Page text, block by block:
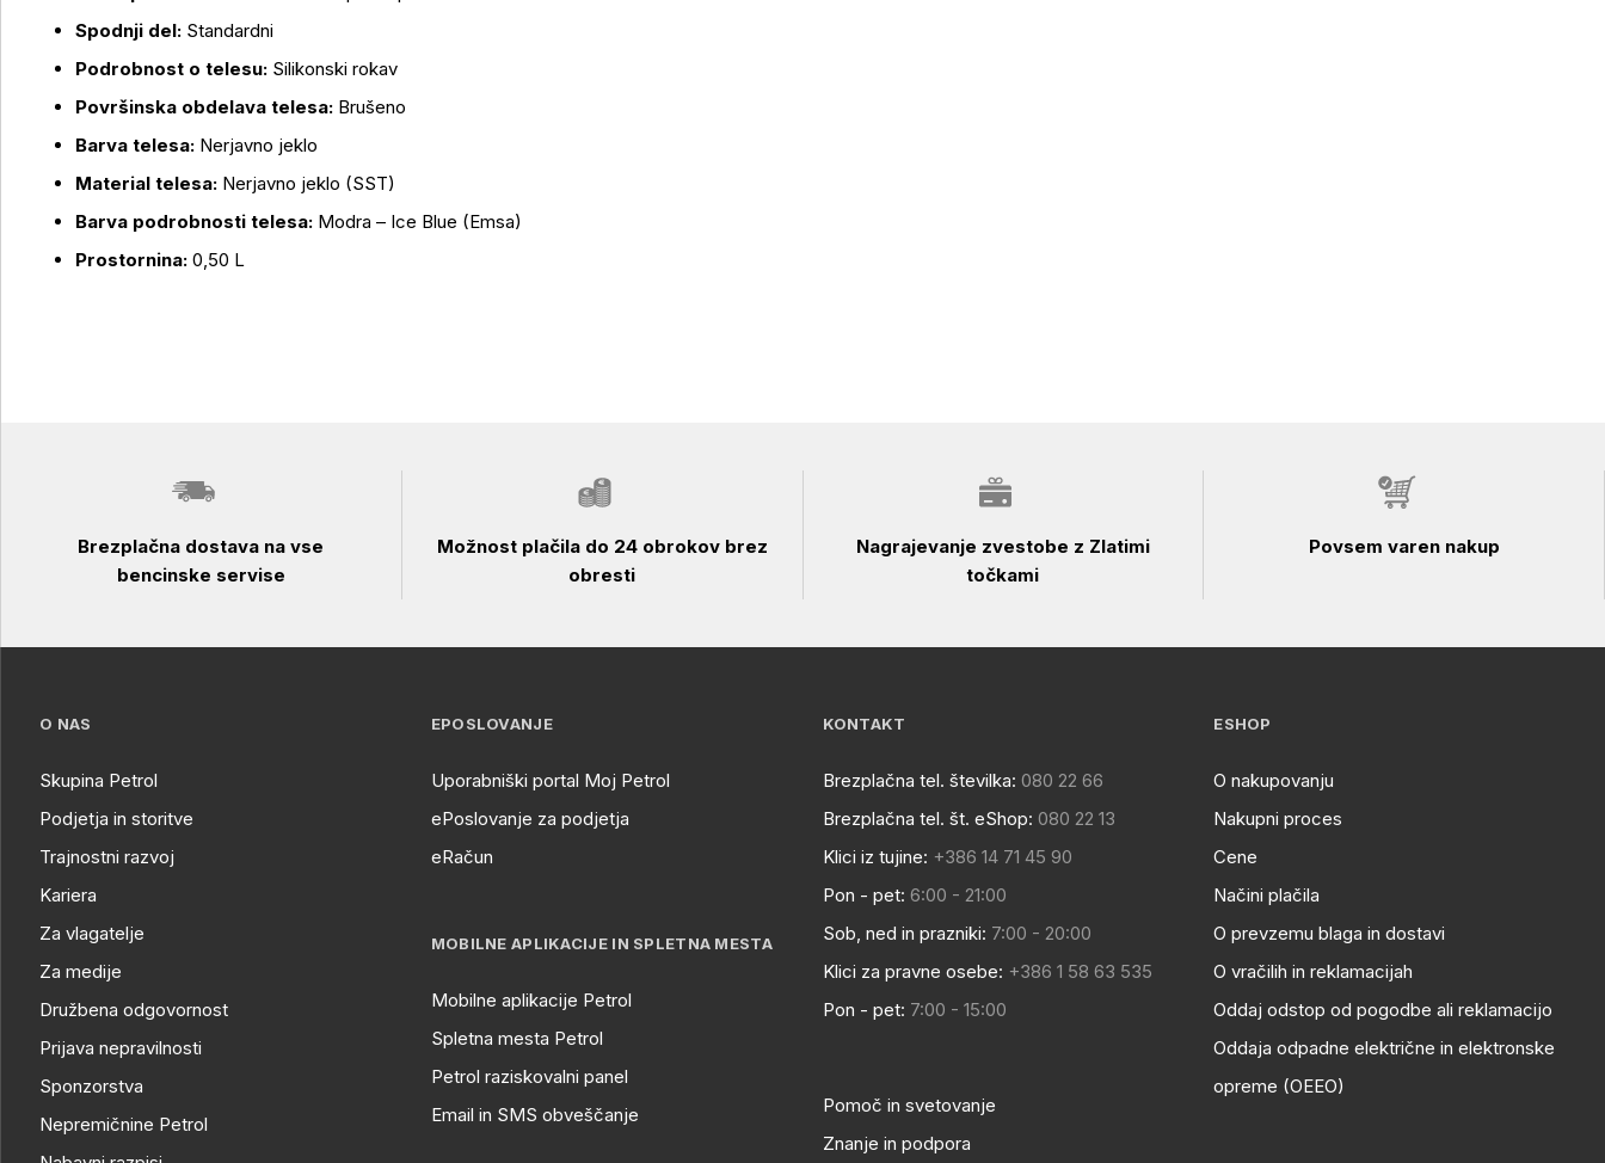
Spodnji del: Standardni
Podrobnost o telesu: Silikonski rokav
Površinska obdelava telesa: Brušeno
Barva telesa: Nerjavno jeklo
Material telesa: Nerjavno jeklo (SST)
Barva podrobnosti telesa: Modra – Ice Blue (Emsa)
Prostornina: 0,50 L
Brezplačna dostava na vse
bencinske servise
Možnost plačila do 24 obrokov brez
obresti
Nagrajevanje zvestobe z Zlatimi
točkami
Povsem varen nakup
O NAS
Skupina Petrol
Podjetja in storitve
Trajnostni razvoj
Kariera
Za vlagatelje
Za medije
Družbena odgovornost
Prijava nepravilnosti
Sponzorstva
Nepremičnine Petrol
EPOSLOVANJE
Uporabniški portal Moj Petrol
ePoslovanje za podjetja
eRačun
MOBILNE APLIKACIJE IN SPLETNA MESTA
Mobilne aplikacije Petrol
Spletna mesta Petrol
Petrol raziskovalni panel
Email in SMS obveščanje
KONTAKT
Brezplačna tel. številka: 080 22 66
Brezplačna tel. št. eShop: 080 22 13
Klici iz tujine: +386 14 71 45 90
Pon - pet: 6:00 - 21:00
Sob, ned in prazniki: 7:00 - 20:00
Klici za pravne osebe: +386 1 58 63 535
Pon - pet: 7:00 - 15:00
Pomoč in svetovanje
Znanje in podpora
ESHOP
O nakupovanju
Nakupni proces
Cene
Načini plačila
O prevzemu blaga in dostavi
O vračilih in reklamacijah
Oddaj odstop od pogodbe ali reklamacijo
Oddaja odpadne električne in elektronske
opreme (OEEO)